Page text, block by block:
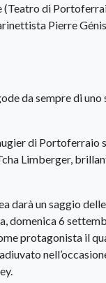
di
Pierre
da sempre di
di
Limberger,
darà un saggio
domenica 6
protagonista il